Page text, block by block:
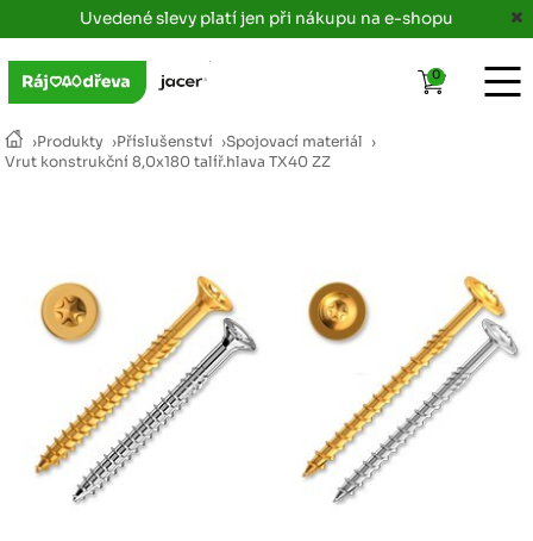
Uvedené slevy platí jen při nákupu na e-shopu
›Produkty ›Příslušenství ›Spojovací materiál ›
Vrut konstrukční 8,0x180 talíř.hlava TX40 ZZ
0